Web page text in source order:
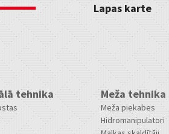
Lapas karte
tehnika Meža tehnika
Meža piekabes
Hidromanipulatori